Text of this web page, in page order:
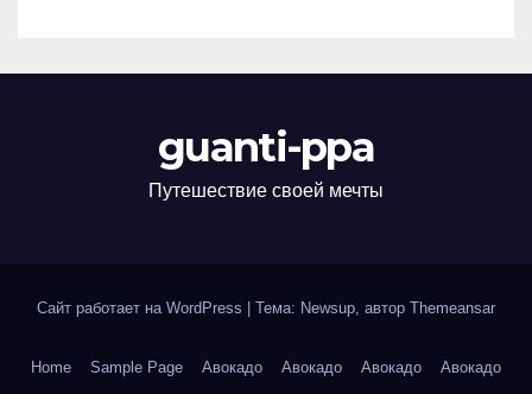
guanti-ppa
Путешествие своей мечты
Сайт работает на WordPress Тема: Newsup, автор Themeansar
Home Sample Page Авокадо Авокадо Авокадо Авокадо